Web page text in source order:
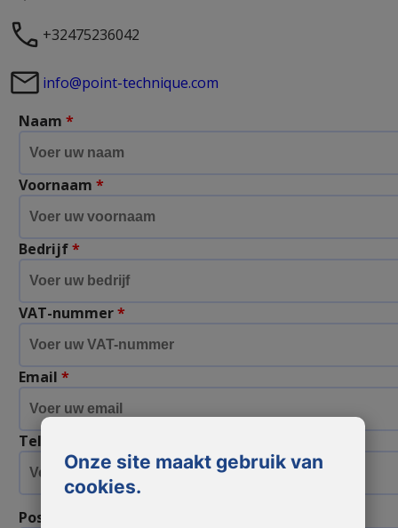
+32475236042
info@point-technique.com
Naam *
Voornaam *
Bedrijf*
VAT-nummer*
Email *
Telefoonnummer
Postadres
Onze site maakt gebruik van
cookies.